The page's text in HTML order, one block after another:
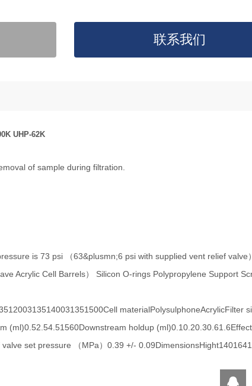
联系我们
UHP-62K
of sample during filtration.
is 73 psi （63&plusmn;6 psi with supplied vent relief valve
Acrylic Cell Barrels） Silicon O-rings Polypropylene Support
materialPolysulphoneAcrylicFilter
(ml)0.52.54.51560Downstream holdup
set pressure （MPa）0.39 +/-